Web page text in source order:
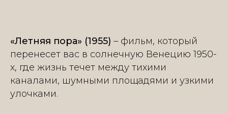
«Летняя пора» (1955) – фильм, который
перенесет вас в солнечную Венецию 1950-
х, где жизнь течет между тихими
каналами, шумными площадями и узкими
улочками.